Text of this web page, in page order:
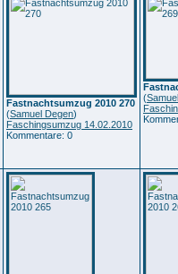
Fastnachtsumzug 2010 270
(Samuel Degen)
Faschingsumzug 14.02.2010
Kommentare: 0
(